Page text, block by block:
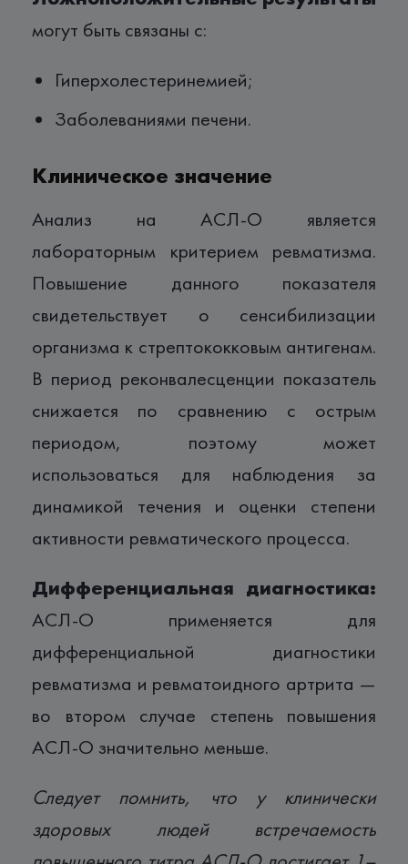
могут быть связаны с:
Гиперхолестеринемией;
Заболеваниями печени.
Клиническое значение
Анализ на АСЛ-О является
лабораторным критерием ревматизма.
Повышение данного показателя
свидетельствует о сенсибилизации
организма к стрептококковым антигенам.
В период реконвалесценции показатель
снижается по сравнению с острым
периодом, поэтому может
использоваться для наблюдения за
динамикой течения и оценки степени
активности ревматического процесса.
Дифференциальная диагностика:
АСЛ-О применяется для
дифференциальной диагностики
ревматизма и ревматоидного артрита —
во втором случае степень повышения
АСЛ-О значительно меньше.
Следует помнить, что у клинически
здоровых людей встречаемость